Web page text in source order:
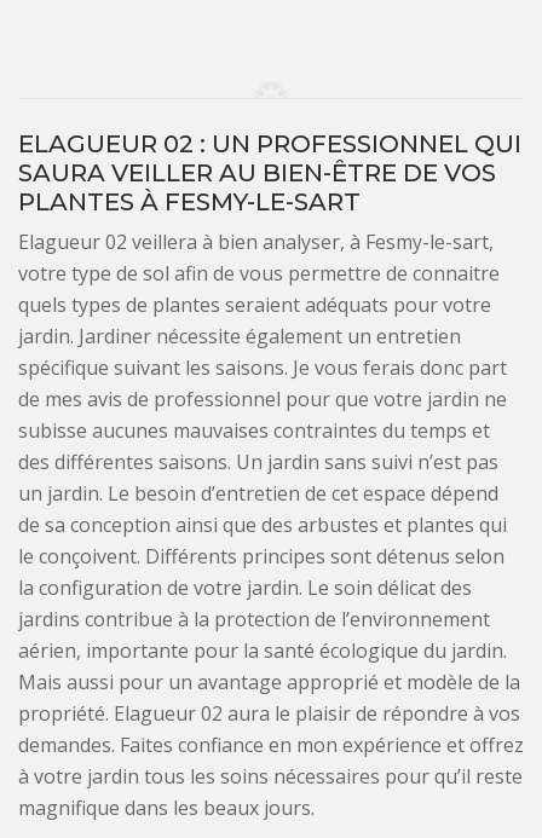
ELAGUEUR 02 : UN PROFESSIONNEL QUI
SAURA VEILLER AU BIEN-ÊTRE DE VOS
PLANTES À FESMY-LE-SART
Elagueur 02 veillera à bien analyser, à Fesmy-le-sart,
votre type de sol afin de vous permettre de connaitre
quels types de plantes seraient adéquats pour votre
jardin. Jardiner nécessite également un entretien
spécifique suivant les saisons. Je vous ferais donc part
de mes avis de professionnel pour que votre jardin ne
subisse aucunes mauvaises contraintes du temps et
des différentes saisons. Un jardin sans suivi n’est pas
un jardin. Le besoin d’entretien de cet espace dépend
de sa conception ainsi que des arbustes et plantes qui
le conçoivent. Différents principes sont détenus selon
la configuration de votre jardin. Le soin délicat des
jardins contribue à la protection de l’environnement
aérien, importante pour la santé écologique du jardin.
Mais aussi pour un avantage approprié et modèle de la
propriété. Elagueur 02 aura le plaisir de répondre à vos
demandes. Faites confiance en mon expérience et offrez
à votre jardin tous les soins nécessaires pour qu’il reste
magnifique dans les beaux jours.